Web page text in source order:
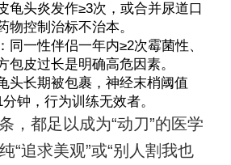
龟头炎发作≥3次，或合并尿道口
物控制治标不治本。
同一性伴侣一年内≥2次霉菌性、
包皮过长是明确高危因素。
头长期被包裹，神经末梢阈值
钟，行为训练无效者。
，都足以成为“动刀”的医学
“追求美观”或“别人割我也